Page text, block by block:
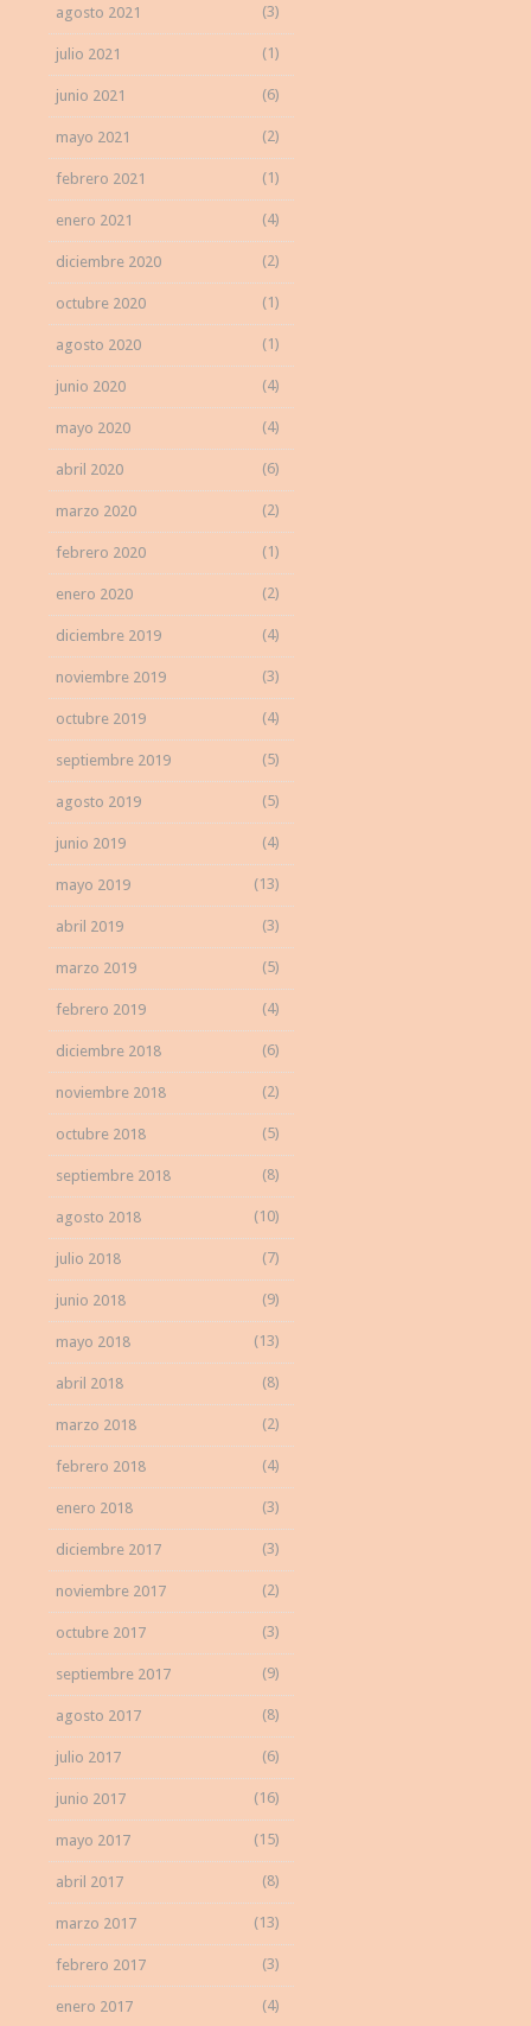
agosto 2021 (3)
julio 2021 (1)
junio 2021 (6)
mayo 2021 (2)
febrero 2021 (1)
enero 2021 (4)
diciembre 2020 (2)
octubre 2020 (1)
agosto 2020 (1)
junio 2020 (4)
mayo 2020 (4)
abril 2020 (6)
marzo 2020 (2)
febrero 2020 (1)
enero 2020 (2)
diciembre 2019 (4)
noviembre 2019 (3)
octubre 2019 (4)
septiembre 2019 (5)
agosto 2019 (5)
junio 2019 (4)
mayo 2019 (13)
abril 2019 (3)
marzo 2019 (5)
febrero 2019 (4)
diciembre 2018 (6)
noviembre 2018 (2)
octubre 2018 (5)
septiembre 2018 (8)
agosto 2018 (10)
julio 2018 (7)
junio 2018 (9)
mayo 2018 (13)
abril 2018 (8)
marzo 2018 (2)
febrero 2018 (4)
enero 2018 (3)
diciembre 2017 (3)
noviembre 2017 (2)
octubre 2017 (3)
septiembre 2017 (9)
agosto 2017 (8)
julio 2017 (6)
junio 2017 (16)
mayo 2017 (15)
abril 2017 (8)
marzo 2017 (13)
febrero 2017 (3)
enero 2017 (4)